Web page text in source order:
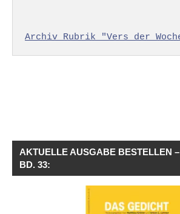
Archiv Rubrik "Vers der
AKTUELLE AUSGABE BESTELLEN
BD. 33: